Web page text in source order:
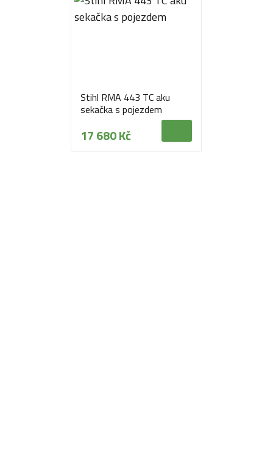
Stihl RMA 443 TC aku
sekačka s pojezdem
17 680 Kč